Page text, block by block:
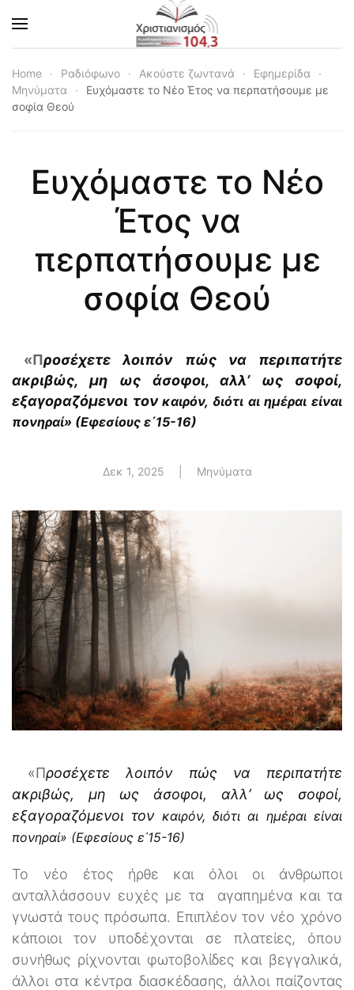
Skip to main content
Home Ραδιόφωνο Ακούστε ζωντανά
Εφημερίδα
Μηνύματα
Ευχόμαστε το Nέο Έτος να περπατήσουμε με
σοφία Θεού
Ευχόμαστε το Nέο
Έτος να
περπατήσουμε με
σοφία Θεού
«Προσέχετε λοιπόν πώς να περιπατήτε
ακριβώς, µη ως άσοφοι, αλλ’ ως σοφοί,
εξαγοραζόµενοι τονκαιρόν, διότι αι ηµέραι είναι
πονηραί» (Εφεσίους ε΄15-16)
Δεκ 1, 2025 Μηνύματα
«Προσέχετε λοιπόν πώς να περιπατήτε
ακριβώς, µη ως άσοφοι, αλλ’ ως σοφοί,
εξαγοραζόµενοι τον καιρόν, διότι αι ηµέραι είναι
πονηραί» (Εφεσίους ε΄15-16)
Το νέο έτος ήρθε και όλοι οι άνθρωποι
ανταλλάσσουν ευχές με τα αγαπημένα και τα
γνωστά τους πρόσωπα. Επιπλέον τον νέο χρόνο
κάποιοι τον υποδέχονται σε πλατείες, όπου
συνήθως ρίχνονται φωτοβολίδες και βεγγαλικά,
άλλοι στα κέντρα διασκέδασης, άλλοι παίζοντας